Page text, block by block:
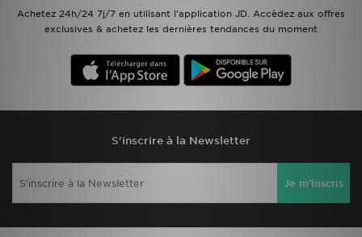
Achetez 24h/24 7j/7 en utilisant l'application JD. Accèdez aux offres
exclusives & achetez les dernières tendances du moment
S'inscrire à la Newsletter
Je m'inscris
Suivre Ma Commande
Service client